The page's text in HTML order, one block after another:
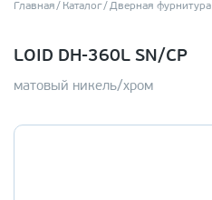
Главная Каталог Дверная фурнитура
LOID DH-360L SN/CP
матовый никель/хром